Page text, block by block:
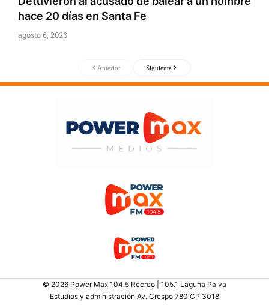
hace 20 días en Santa Fe
agosto 6, 2026
Anterior Siguiente
© 2026 Power Max 104.5 Recreo | 105.1 Laguna Paiva
Estudios y administración Av. Crespo 780 CP 3018